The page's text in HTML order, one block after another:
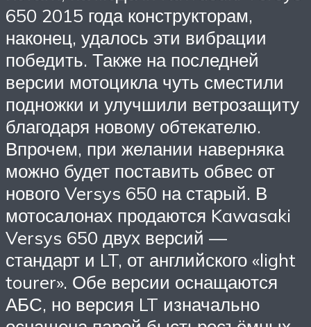
650 2015 года конструкторам,
наконец, удалось эти вибрации
победить. Также на последней
версии мотоцикла чуть сместили
подножки и улучшили ветрозащиту
благодаря новому обтекателю.
Впрочем, при желании наверняка
можно будет поставить обвес от
нового Versys 650 на старый. В
мотосалонах продаются Kawasaki
Versys 650 двух версий —
стандарт и LT, от английского «light
tourer». Обе версии оснащаются
АБС, но версия LT изначально